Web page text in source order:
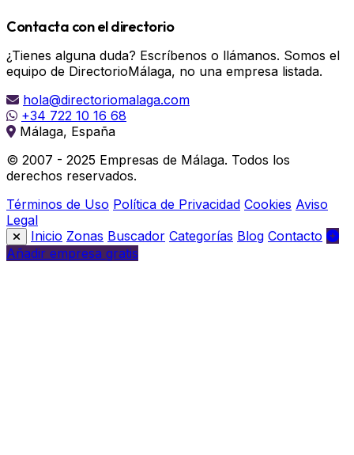
Contacta con el directorio
¿Tienes alguna duda? Escríbenos o llámanos. Somos el
equipo de DirectorioMálaga, no una empresa listada.
hola@directoriomalaga.com
+34 722 10 16 68
Málaga, España
© 2007 - 2025 Empresas de Málaga. Todos los
derechos reservados.
Términos de Uso Política de Privacidad Cookies Aviso
Legal
Inicio Zonas Buscador Categorías Blog Contacto
Añadir empresa gratis